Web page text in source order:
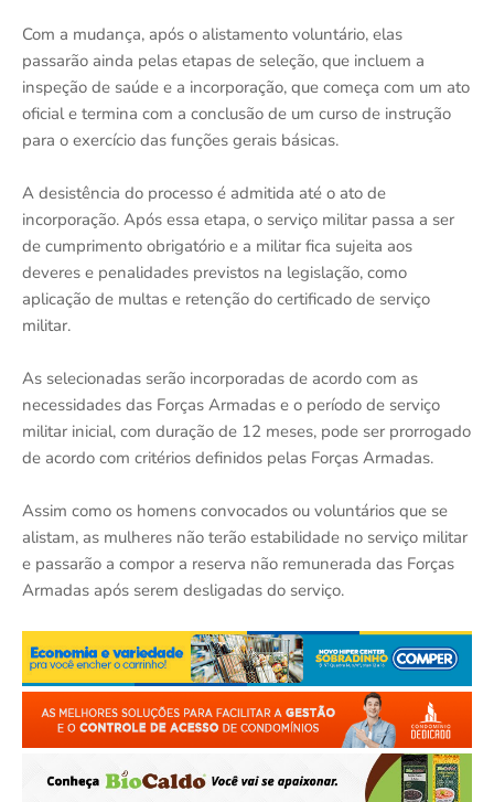
Com a mudança, após o alistamento voluntário, elas
passarão ainda pelas etapas de seleção, que incluem a
inspeção de saúde e a incorporação, que começa com um ato
oficial e termina com a conclusão de um curso de instrução
para o exercício das funções gerais básicas.
A desistência do processo é admitida até o ato de
incorporação. Após essa etapa, o serviço militar passa a ser
de cumprimento obrigatório e a militar fica sujeita aos
deveres e penalidades previstos na legislação, como
aplicação de multas e retenção do certificado de serviço
militar.
As selecionadas serão incorporadas de acordo com as
necessidades das Forças Armadas e o período de serviço
militar inicial, com duração de 12 meses, pode ser prorrogado
de acordo com critérios definidos pelas Forças Armadas.
Assim como os homens convocados ou voluntários que se
alistam, as mulheres não terão estabilidade no serviço militar
e passarão a compor a reserva não remunerada das Forças
Armadas após serem desligadas do serviço.